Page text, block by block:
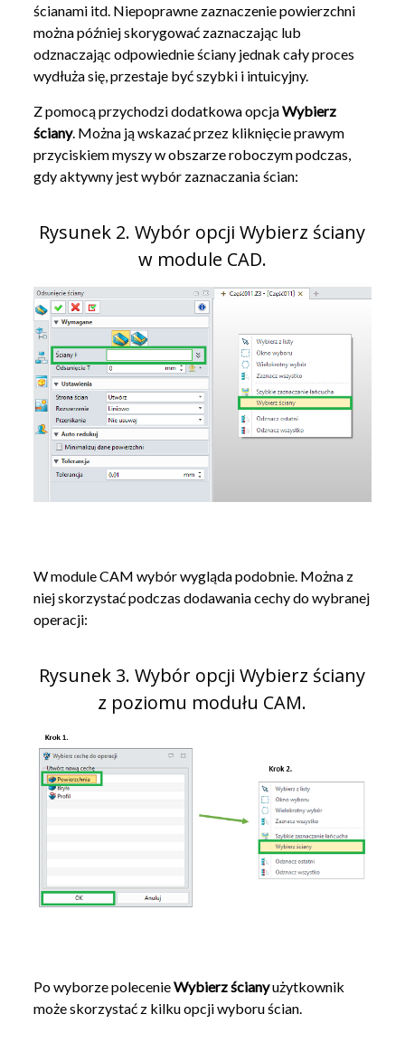
ścianami itd. Niepoprawne zaznaczenie powierzchni
można później skorygować zaznaczając lub
odznaczając odpowiednie ściany jednak cały proces
wydłuża się, przestaje być szybki i intuicyjny.
Z pomocą przychodzi dodatkowa opcjaWybierz
ściany. Można ją wskazać przez kliknięcie prawym
przyciskiem myszy w obszarze roboczym podczas,
gdy aktywny jest wybór zaznaczania ścian:
Rysunek 2. Wybór opcji Wybierz ściany
w module CAD.
W module CAM wybór wygląda podobnie. Można z
niej skorzystać podczas dodawania cechy do wybranej
operacji:
Rysunek 3. Wybór opcji Wybierz ściany
z poziomu modułu CAM.
Po wyborze polecenieWybierz ścianyużytkownik
może skorzystać z kilku opcji wyboru ścian.